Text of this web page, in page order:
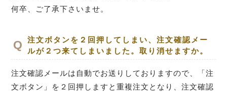
何卒、ご了承下さいませ。
注文ボタンを２回押してしまい、注文確認メー
ルが２つ来てしまいました。取り消せますか。
注文確認メールは自動でお送りしておりますので、「注
文ボタン」を２回押しますと重複注文となり、注文確認